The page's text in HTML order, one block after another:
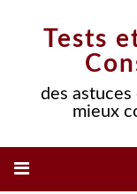
Tests
des
mieux